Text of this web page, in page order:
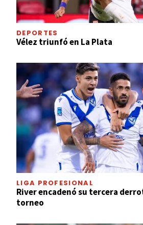
DEPORTES
Vélez triunfó en La Plata
LIGA PROFESIONAL
River encadenó su tercera
torneo